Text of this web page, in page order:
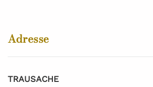
Adresse
TRAUSACHE